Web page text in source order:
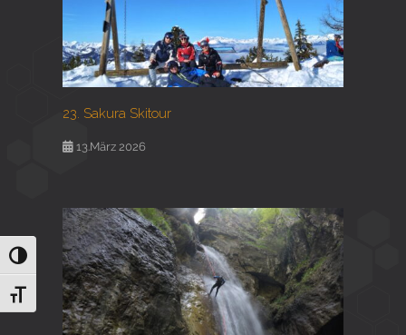
Umschalten auf hohe Kontraste
Schrift vergrößern
23. Sakura Skitour
13.März 2026